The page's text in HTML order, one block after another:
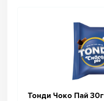
Тонди Чоко Пай 30г